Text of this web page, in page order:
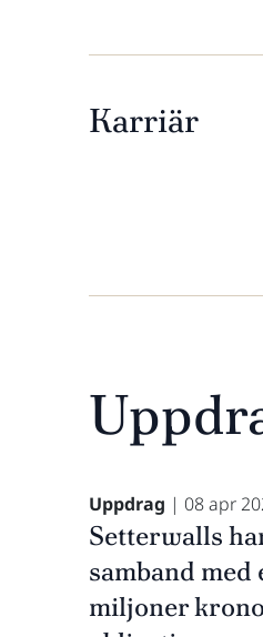
Karriär
Uppdrag | 08 apr
Setterwalls
samband
miljoner